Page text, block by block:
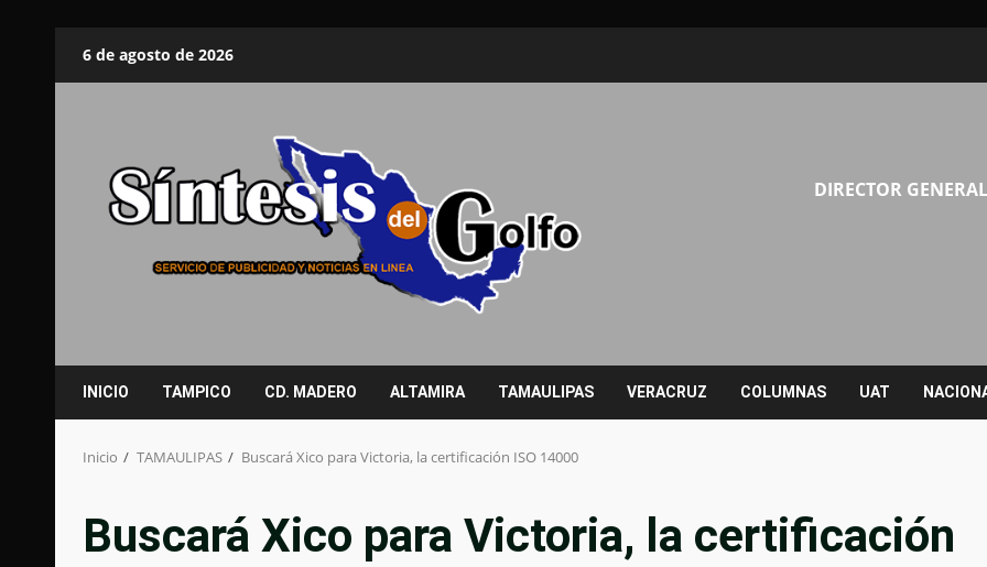
6 de agosto de 2026
DIRECTOR
INICIO TAMPICO CD. MADERO ALTAMIRA TAMAULIPAS VERACRUZ COLUMNAS UAT
Inicio TAMAULIPAS Buscará Xico para Victoria, la certificación ISO 14000
Buscará Xico para Victoria, la certificación